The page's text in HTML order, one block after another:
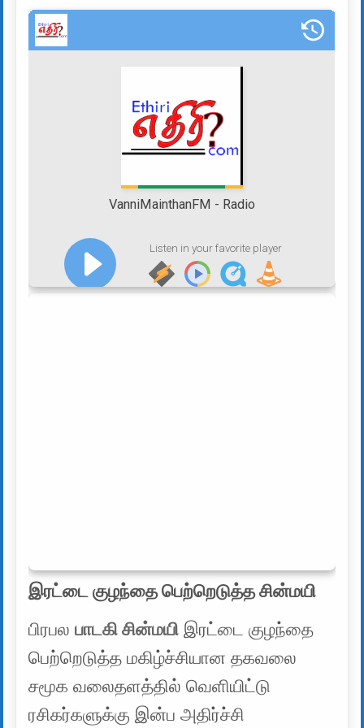
இரட்டை குழந்தை பெற்றெடுத்த சின்மயி
பிரபலபாடகி சின்மயி இரட்டை குழந்தை
பெற்றெடுத்த மகிழ்ச்சியான தகவலை
சமூக வலைதளத்தில் வெளியிட்டு
ரசிகர்களுக்கு இன்ப அதிர்ச்சி